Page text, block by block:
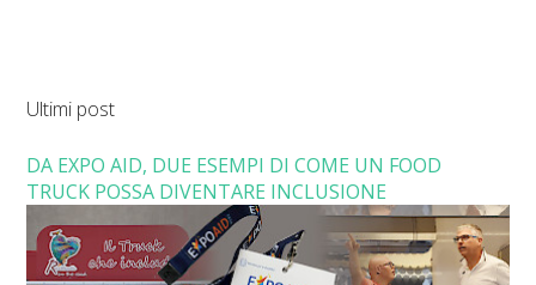
Ultimi post
DA EXPO AID, DUE ESEMPI DI COME UN FOOD
TRUCK POSSA DIVENTARE INCLUSIONE